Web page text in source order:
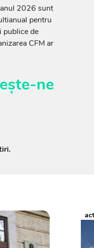
2026 sunt
pentru
publice de
CFM ar
ne